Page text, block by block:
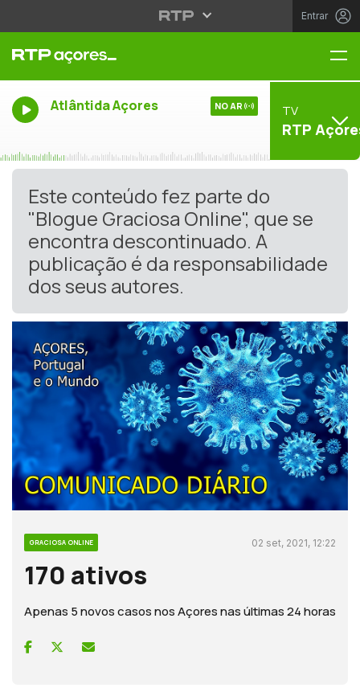
Entrar
Atlântida Açores NO AR TV
RTP
Este conteúdo fez parte do
"Blogue Graciosa Online", que se
encontra descontinuado. A
publicação é da responsabilidade
dos seus autores.
GRACIOSA ONLINE 02 set, 2021, 12:22
170 ativos
Apenas 5 novos casos nos Açores nas últimas 24 horas